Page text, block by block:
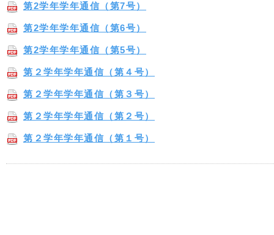
第2学年学年通信（第7号）
第2学年学年通信（第6号）
第2学年学年通信（第5号）
第２学年学年通信（第４号）
第２学年学年通信（第３号）
第２学年学年通信（第２号）
第２学年学年通信（第１号）